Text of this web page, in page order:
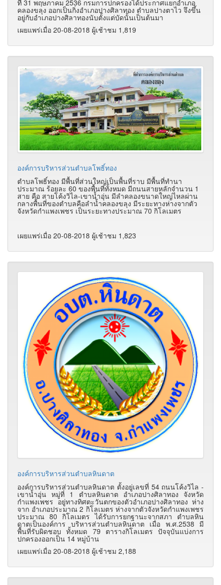
ที่ 31 พฤษภาคม 2536 กรมการปกครองได้ประกาศแยกอำเภอ
คลองขลุง ออกเป็นกิ่งอำเภอปางศิลาทอง ตำบลปางตาไว จึงขึ้น
อยู่กับอำเภอปางศิลาทองนับตั้งแต่บัดนั้นเป็นต้นมา
เผยแพร่เมื่อ 20-08-2018 ผู้เช้าชม 1,819
องค์การบริหารส่วนตำบลโพธิ์ทอง
ตำบลโพธิ์ทอง มีพื้นที่ส่วนใหญ่เป็นพื้นที่ราบ มีพื้นที่ทำนา
ประมาณ ร้อยละ 60 ของพื้นที่ทั้งหมด มีถนนสายหลักจำนวน 1
สาย คือ สายโค้งวิไล-เขาน้ำอุ่น มีลำคลองขนาดใหญ่ไหลผ่าน
กลางพื้นที่ของตำบลคือลำน้ำคลองขลุง มีระยะทางห่างจากตัว
จังหวัดกำแพงเพชร เป็นระยะทางประมาณ 70 กิโลเมตร
เผยแพร่เมื่อ 20-08-2018 ผู้เช้าชม 1,823
องค์การบริหารส่วนตำบลหินดาต
องค์การบริหารส่วนตำบลหินดาต ตั้งอยู่เลขที่ 54 ถนนโค้งวิไล -
เขาน้ำอุ่น หมู่ที่ 1 ตำบลหินดาต อำเภอปางศิลาทอง จังหวัด
กำแพงเพชร อยู่ทางทิศตะวันตกของตัวอำเภอปางศิลาทอง ห่าง
จาก อำเภอประมาณ 2 กิโลเมตร ห่างจากตัวจังหวัดกำแพงเพชร
ประมาณ 80 กิโลเมตร ได้รับการยกฐานะจากสภา ตำบลหิน
ดาตเป็นองค์การ บริหารส่วนตำบลหินดาต เมื่อ พ.ศ.2538 มี
พื้นที่รับผิดชอบ ทั้งหมด 79 ตารางกิโลเมตร ปัจจุบันแบ่งการ
ปกครองออกเป็น 14 หมู่บ้าน
เผยแพร่เมื่อ 20-08-2018 ผู้เช้าชม 2,188